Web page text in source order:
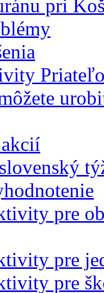
pri
pre
pre
pre